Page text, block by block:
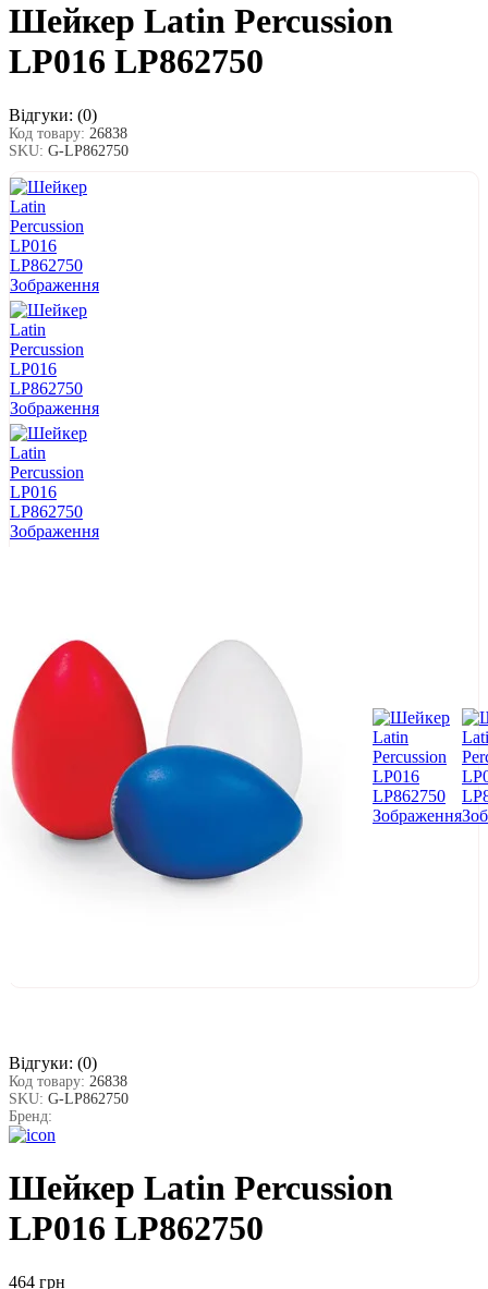
Шейкер Latin Percussion
LP016 LP862750
Відгуки: (0)
Код товару: 26838
SKU: G-LP862750
Відгуки: (0)
Код товару: 26838
SKU: G-LP862750
Бренд:
Шейкер Latin Percussion
LP016 LP862750
464 грн